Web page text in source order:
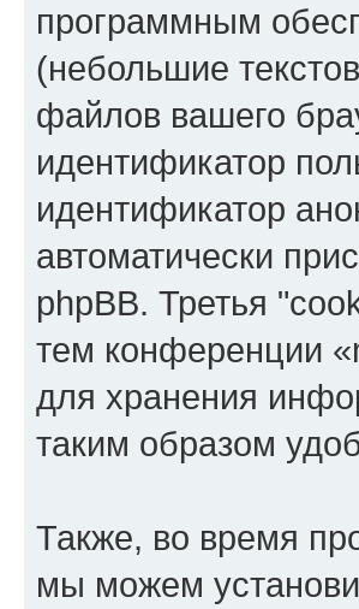
программным
(небольшие
файлов вашего
идентификатор
идентификатор
автоматически
phpBB. Третья
тем конференции
для хранения
таким образом
Также, во время
мы можем